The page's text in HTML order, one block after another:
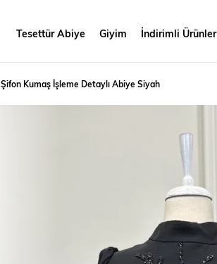
Tesettür Abiye Giyim İndirimli Ürünler
Şifon Kumaş İşleme Detaylı Abiye Siyah